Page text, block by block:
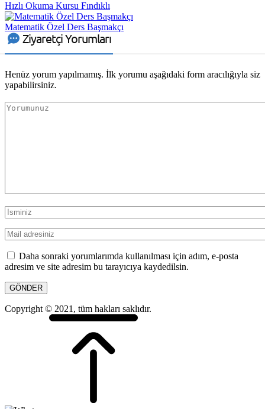
Hızlı Okuma Kursu Fındıklı
Matematik Özel Ders Başmakçı
Ziyaretçi Yorumları
Henüz yorum yapılmamış. İlk yorumu aşağıdaki form aracılığıyla siz
yapabilirsiniz.
Daha sonraki yorumlarımda kullanılması için adım, e-posta
adresim ve site adresim bu tarayıcıya kaydedilsin.
Copyright © 2021, tüm hakları saklıdır.